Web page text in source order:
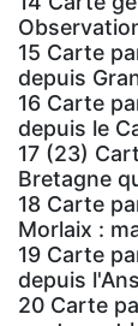
15 Carte
depuis
16 Carte
depuis le
17 (23)
Bretagne
18 Carte
Morlaix :
19 Carte
depuis
20 Carte